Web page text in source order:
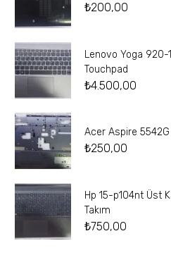
₺200,00
Lenovo Yoga 920-
Touchpad
₺4.500,00
Acer Aspire
₺250,00
Hp 15-p104nt Üst
Takım
₺750,00